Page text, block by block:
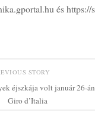
és https://
STORY
éjszkája volt január 26-
Giro d’Italia